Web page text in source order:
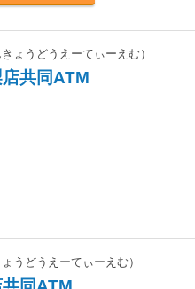
ょうどうえーてぃーえむ）
共同ATM
うどうえーてぃーえむ）